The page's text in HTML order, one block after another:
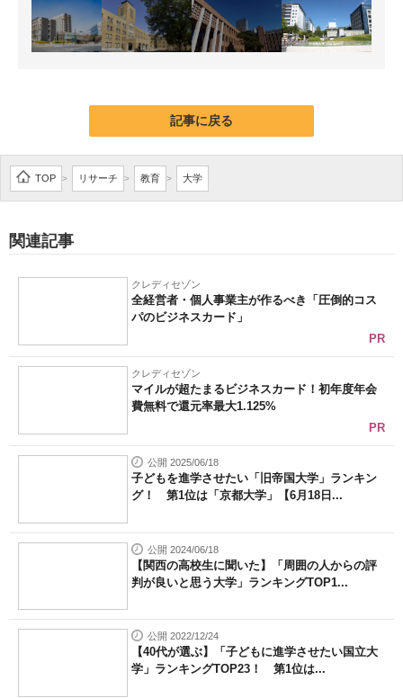
記事に戻る
TOP > リサーチ > 教育 > 大学
関連記事
クレディセゾン
全経営者・個人事業主が作るべき「圧倒的コス
パのビジネスカード」
PR
クレディセゾン
マイルが超たまるビジネスカード！初年度年会
費無料で還元率最大1.125%
PR
公開 2025/06/18
子どもを進学させたい「旧帝国大学」ランキン
グ！ 第1位は「京都大学」【6月18日...
公開 2024/06/18
【関西の高校生に聞いた】「周囲の人からの評
判が良いと思う大学」ランキングTOP1...
公開 2022/12/24
【40代が選ぶ】「子どもに進学させたい国立大
学」ランキングTOP23！ 第1位は...